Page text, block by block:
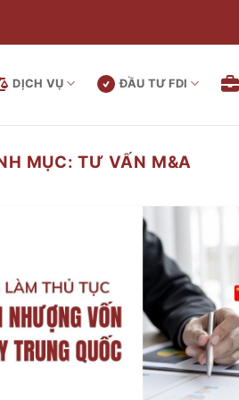
DỊCH VỤ ĐẦU TƯ FDI
MỤC:TƯ VẤN M&A